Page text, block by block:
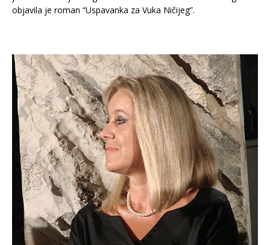
objavila je roman “Uspavanka za Vuka Ničijeg”.